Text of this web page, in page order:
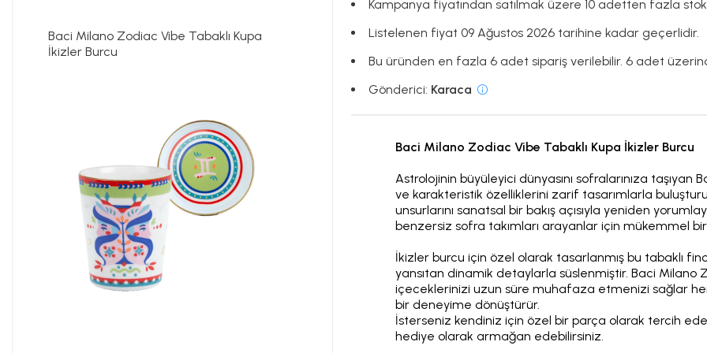
Baci Milano Zodiac Vibe Tabaklı Kupa
İkizler Burcu
Kampanya fiyatından satılmak üzere 10 adetten fazla
Listelenen fiyat 09 Ağustos 2026 tarihine kadar geçerlidir.
Bu üründen en fazla 6 adet sipariş verilebilir. 6 adet
Gönderici: Karaca
Baci Milano Zodiac Vibe Tabaklı Kupa İkizler Burcu
Astrolojinin büyüleyici dünyasını sofralarınıza
ve karakteristik özelliklerini zarif tasarımlarla
unsurlarını sanatsal bir bakış açısıyla yeniden
benzersiz sofra takımları arayanlar için mükemmel
İkizler burcu için özel olarak tasarlanmış bu tabaklı
yansıtan dinamik detaylarla süslenmiştir. Baci Milano
içeceklerinizi uzun süre muhafaza etmenizi sağlar
bir deneyime dönüştürür.
İsterseniz kendiniz için özel bir parça olarak tercih
hediye olarak armağan edebilirsiniz.